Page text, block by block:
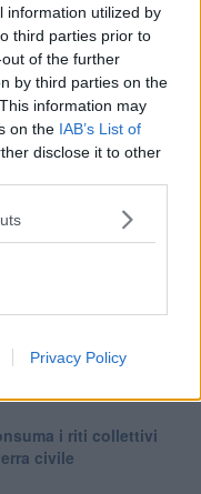
information utilized by
third parties prior to
of the further
by third parties on the
information may
on the IAB’s List of
disclose it to other
Privacy Policy
electric sui traghetti
che decidono le
dei traghetti​
l’Aria
contro la terra
la Pace
loro vassalli
vinca il No
i riti collettivi
civile